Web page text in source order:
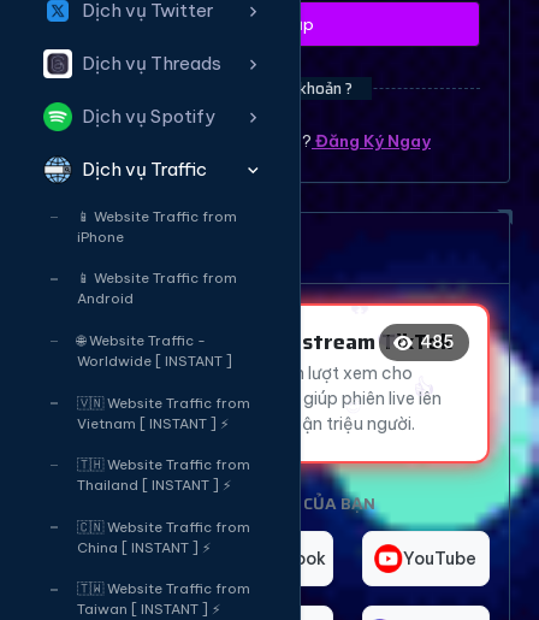
Dịch vụ Twitter
Dịch vụ Threads
Dịch vụ Spotify
Dịch vụ Traffic
📱 Website Traffic from
iPhone
📱 Website Traffic from
Android
🌐 Website Traffic -
Worldwide [ INSTANT ]
🇻🇳 Website Traffic from
Vietnam [ INSTANT ] ⚡
🇹🇭 Website Traffic from
Thailand [ INSTANT ] ⚡
🇨🇳 Website Traffic from
China [ INSTANT ] ⚡
🇹🇼 Website Traffic from
Taiwan [ INSTANT ] ⚡
Đăng nhập
Bạn chưa có tài khoản ?
Bạn chưa có tài khoản ? ? Đăng Ký Ngay
Dịch vụ tăng mắt Livetream
Tăng Mắt Livestream TikTok
Thu hút hàng ngàn lượt xem cho
livestream TikTok, giúp phiên live lên
xu hướng và tiếp cận triệu người.
485
🔥
😍
👍
😍
CHỌN NỀN TẢNG CỦA BẠN
TikTok Facebook YouTube